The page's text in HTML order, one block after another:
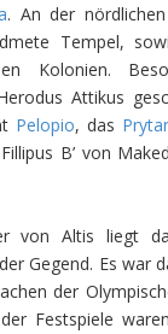
. An der
Tempel,
Kolonien.
Attikus
Pelopio, das
B’ von
von Altis liegt
Gegend. Es war
der
Festspiele